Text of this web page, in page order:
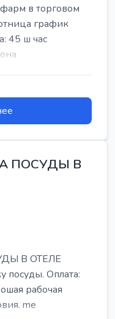
в торговом
график
45 ш час
ПОСУДЫ В
В ОТЕЛЕ
посуды. Оплата:
рабочая
me